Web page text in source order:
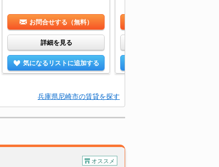
お問合せする（無料）
詳細を見る
気になるリストに追加する
兵庫県尼崎市の賃貸を探す
オススメ